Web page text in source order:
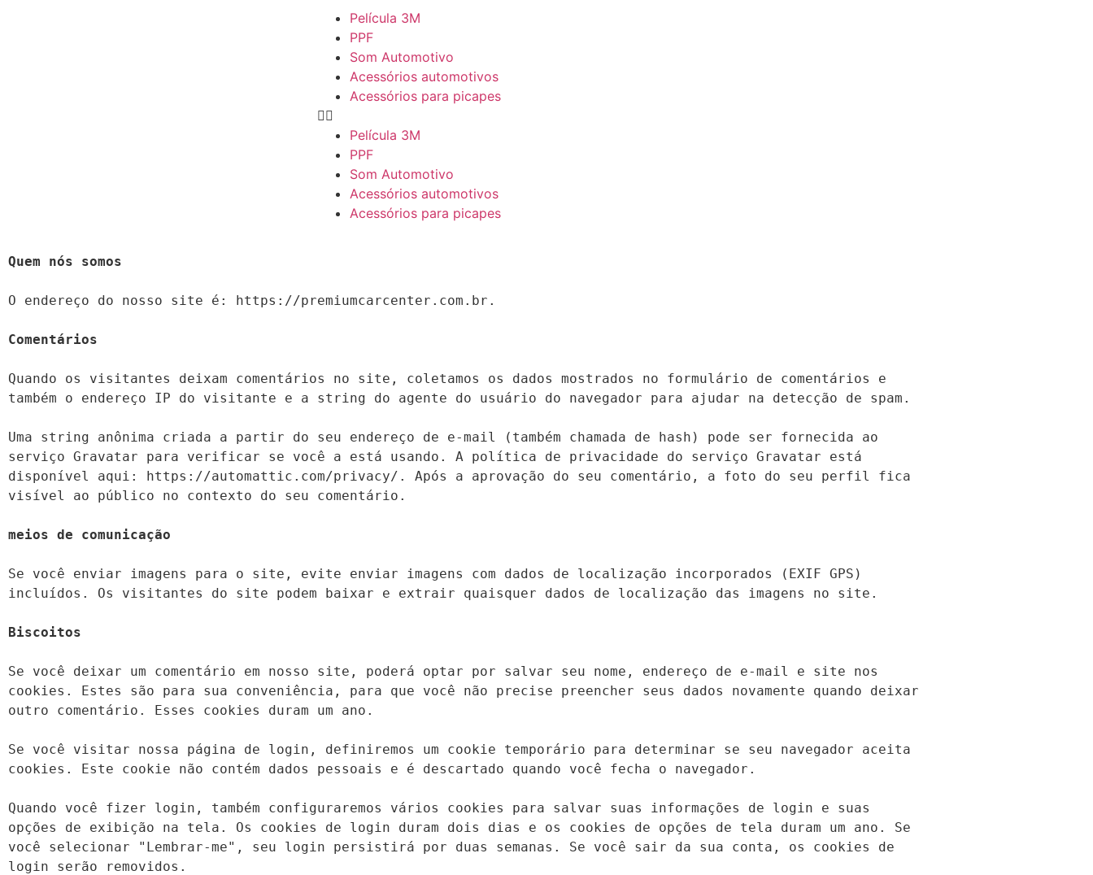
Película 3M
PPF
Som Automotivo
Acessórios automotivos
Acessórios para picapes
Película 3M
PPF
Som Automotivo
Acessórios automotivos
Acessórios para picapes
O endereço do nosso site é: https://premiumcarcenter.com.br.
Quando os visitantes deixam comentários no site, coletamos os dados mostrados no formulário de comentários e
também o endereço IP do visitante e a string do agente do usuário do navegador para ajudar na detecção de spam.
Uma string anônima criada a partir do seu endereço de e-mail (também chamada de hash) pode ser fornecida ao
serviço Gravatar para verificar se você a está usando. A política de privacidade do serviço Gravatar está
disponível aqui: https://automattic.com/privacy/. Após a aprovação do seu comentário, a foto do seu perfil fica
visível ao público no contexto do seu comentário.
Se você enviar imagens para o site, evite enviar imagens com dados de localização incorporados (EXIF GPS)
incluídos. Os visitantes do site podem baixar e extrair quaisquer dados de localização das imagens no site.
Biscoitos
Se você deixar um comentário em nosso site, poderá optar por salvar seu nome, endereço de e-mail e site nos
cookies. Estes são para sua conveniência, para que você não precise preencher seus dados novamente quando deixar
outro comentário. Esses cookies duram um ano.
Se você visitar nossa página de login, definiremos um cookie temporário para determinar se seu navegador aceita
cookies. Este cookie não contém dados pessoais e é descartado quando você fecha o navegador.
Quando você fizer login, também configuraremos vários cookies para salvar suas informações de login e suas
opções de exibição na tela. Os cookies de login duram dois dias e os cookies de opções de tela duram um ano. Se
você selecionar "Lembrar-me", seu login persistirá por duas semanas. Se você sair da sua conta, os cookies de
login serão removidos.